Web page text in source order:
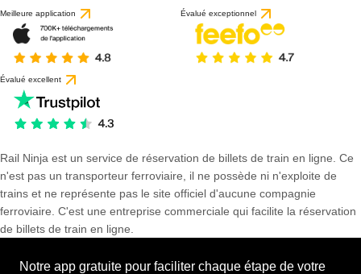
Meilleure application Évalué exceptionnel
Évalué excellent
Rail Ninja est un service de réservation de billets de train en ligne. Ce
n'est pas un transporteur ferroviaire, il ne possède ni n'exploite de
trains et ne représente pas le site officiel d'aucune compagnie
ferroviaire. C'est une entreprise commerciale qui facilite la réservation
de billets de train en ligne.
Notre app gratuite pour faciliter chaque étape de votre
basé sur 1 avis